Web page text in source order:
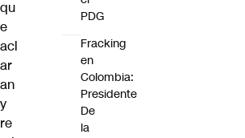
qu
e
acl
ar
an
y
re
PDG
Fracking
en
Colombia:
Presidente
De
la